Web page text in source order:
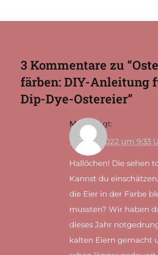
3 Kommentare zu “
färben: DIY-Anleitung
Dip-Dye-Ostereier”
Mona
sagt:
16. April 2022 um 9:33
Hallöchen! Die sehen
Kannst du
die Eier in der Farbe
mussten? Wir haben
dieses Jahr
kalten Eiern gemacht